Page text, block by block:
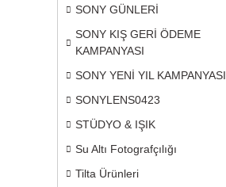
SONY GÜNLERİ
SONY KIŞ GERİ ÖDEME
KAMPANYASI
SONY YENİ YIL KAMPANYASI
SONYLENS0423
STÜDYO & IŞIK
Su Altı Fotografçılığı
Tilta Ürünleri